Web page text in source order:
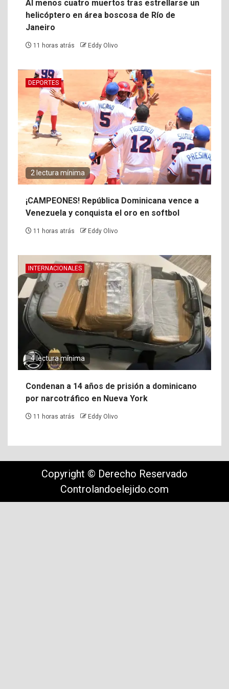
Al menos cuatro muertos tras estrellarse un
helicóptero en área boscosa de Río de
Janeiro
11 horas atrás Eddy Olivo
DEPORTES
2 lectura mínima
¡CAMPEONES! República Dominicana vence a
Venezuela y conquista el oro en softbol
11 horas atrás Eddy Olivo
INTERNACIONALES
4 lectura mínima
Condenan a 14 años de prisión a dominicano
por narcotráfico en Nueva York
11 horas atrás Eddy Olivo
Copyright © Derecho Reservado
Controlandoelejido.com